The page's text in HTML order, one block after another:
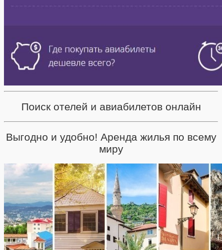
Поиск отелей и авиабилетов онлайн
Выгодно и удобно! Аренда жилья по всему
миру